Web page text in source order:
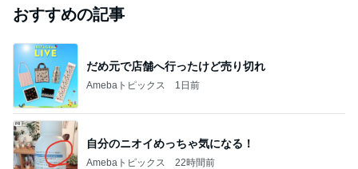
おすすめの記事
だめ元で店舗へ行ったけど売り切れ
Amebaトピックス 1日前
自分のニオイめっちゃ気になる！
Amebaトピックス 22時間前